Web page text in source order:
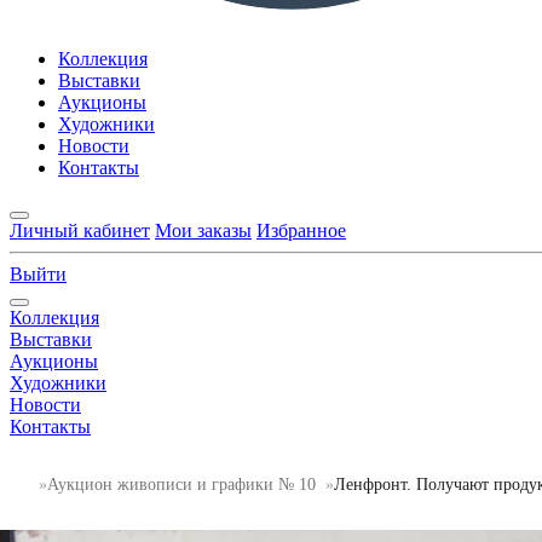
Коллекция
Выставки
Аукционы
Художники
Новости
Контакты
Личный кабинет Мои заказы Избранное
Выйти
Коллекция
Выставки
Аукционы
Художники
Новости
Контакты
Аукцион живописи и графики № 10 Ленфронт. Получают